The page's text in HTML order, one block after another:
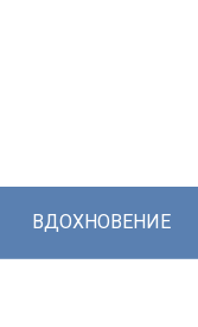
ВДОХНОВЕНИЕ